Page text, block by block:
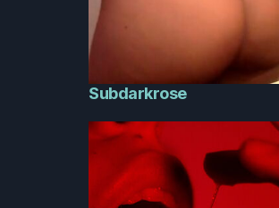
Subdarkrose